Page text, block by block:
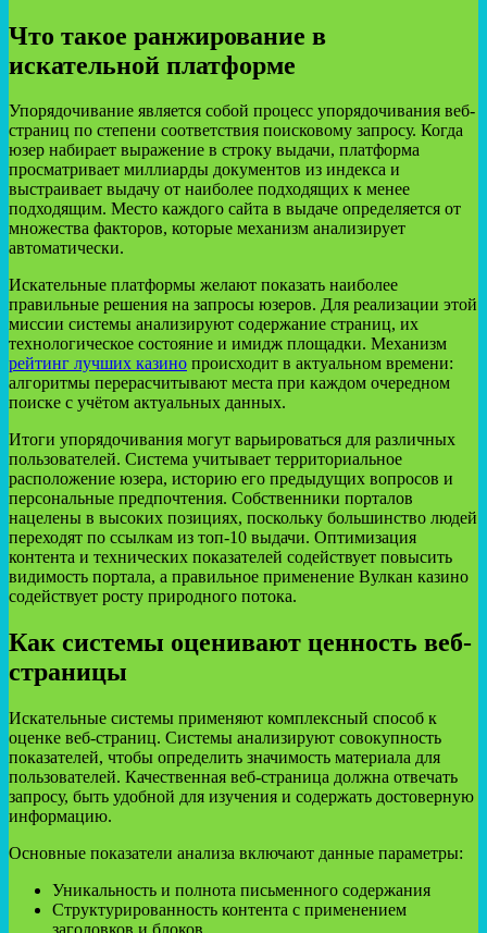
Что такое ранжирование в
искательной платформе
Упорядочивание является собой процесс упорядочивания веб-
страниц по степени соответствия поисковому запросу. Когда
юзер набирает выражение в строку выдачи, платформа
просматривает миллиарды документов из индекса и
выстраивает выдачу от наиболее подходящих к менее
подходящим. Место каждого сайта в выдаче определяется от
множества факторов, которые механизм анализирует
автоматически.
Искательные платформы желают показать наиболее
правильные решения на запросы юзеров. Для реализации этой
миссии системы анализируют содержание страниц, их
технологическое состояние и имидж площадки. Механизм
рейтинг лучших казино происходит в актуальном времени:
алгоритмы перерасчитывают места при каждом очередном
поиске с учётом актуальных данных.
Итоги упорядочивания могут варьироваться для различных
пользователей. Система учитывает территориальное
расположение юзера, историю его предыдущих вопросов и
персональные предпочтения. Собственники порталов
нацелены в высоких позициях, поскольку большинство людей
переходят по ссылкам из топ-10 выдачи. Оптимизация
контента и технических показателей содействует повысить
видимость портала, а правильное применение Вулкан казино
содействует росту природного потока.
Как системы оценивают ценность веб-
страницы
Искательные системы применяют комплексный способ к
оценке веб-страниц. Системы анализируют совокупность
показателей, чтобы определить значимость материала для
пользователей. Качественная веб-страница должна отвечать
запросу, быть удобной для изучения и содержать достоверную
информацию.
Основные показатели анализа включают данные параметры:
Уникальность и полнота письменного содержания
Структурированность контента с применением